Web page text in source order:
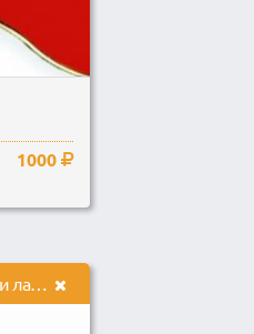
1000
Напишу 20 комментариев и лайков с топового канала на ютубе youtube